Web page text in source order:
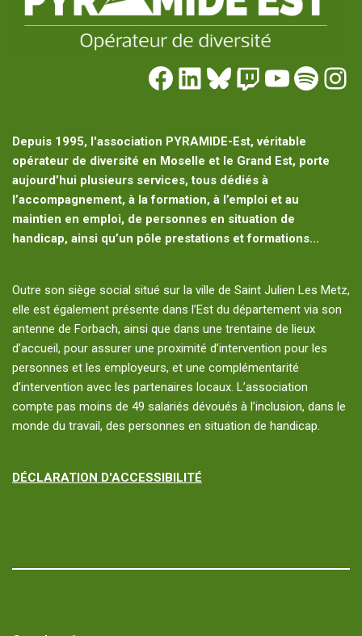
Depuis 1995, l'association PYRAMIDE-Est, véritable
opérateur de diversité en Moselle et le Grand Est, porte
aujourd’hui plusieurs services, tous dédiés à
l’accompagnement, à la formation, à l’emploi et au
maintien en emploi, de personnes en situation de
handicap, ainsi qu’un pôle prestations et formations…
Outre son siège social situé sur la ville de Saint Julien Les Metz,
elle est également présente dans l’Est du département via son
antenne de Forbach, ainsi que dans une trentaine de lieux
d’accueil, pour assurer une proximité d’intervention pour les
personnes et les employeurs, et une complémentarité
d’intervention avec les partenaires locaux. L’association
compte pas moins de 49 salariés dévoués à l’inclusion, dans le
monde du travail, des personnes en situation de handicap.
DÉCLARATION D'ACCESSIBILITÉ